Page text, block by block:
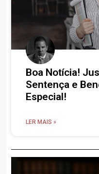
Boa Notícia!
Sentença e
Especial!
LER MAIS »